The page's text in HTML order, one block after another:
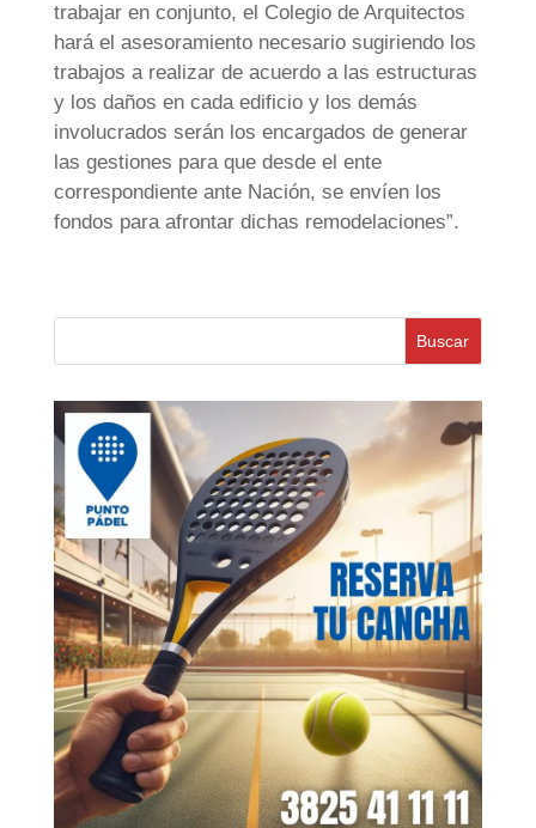
trabajar en conjunto, el Colegio de Arquitectos
hará el asesoramiento necesario sugiriendo los
trabajos a realizar de acuerdo a las estructuras
y los daños en cada edificio y los demás
involucrados serán los encargados de generar
las gestiones para que desde el ente
correspondiente ante Nación, se envíen los
fondos para afrontar dichas remodelaciones”.
Buscar